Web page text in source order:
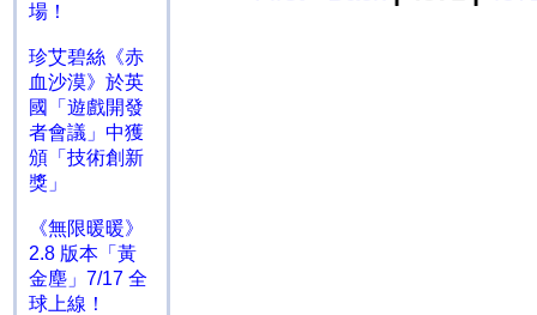
場！
珍艾碧絲《赤
血沙漠》於英
國「遊戲開發
者會議」中獲
頒「技術創新
獎」
《無限暖暖》
2.8 版本「黃
金塵」7/17 全
球上線！